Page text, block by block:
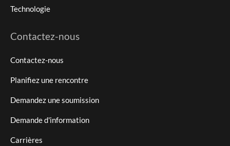
Technologie
Contactez-nous
Contactez-nous
Planifiez une rencontre
Demandez une soumission
Demande d'information
Carrières